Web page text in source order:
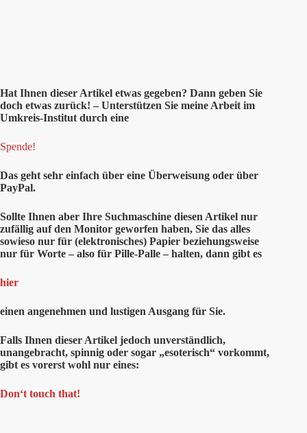
Hat Ihnen dieser Artikel etwas gegeben? Dann geben Sie
doch etwas zurück! – Unterstützen Sie meine Arbeit im
Umkreis-Institut durch eine
Spende!
Das geht sehr einfach über eine Überweisung oder über
PayPal.
Sollte Ihnen aber Ihre Suchmaschine diesen Artikel nur
zufällig auf den Monitor geworfen haben, Sie das alles
sowieso nur für (elektronisches) Papier beziehungsweise
nur für Worte – also für Pille-Palle – halten, dann gibt es
hier
einen angenehmen und lustigen Ausgang für Sie.
Falls Ihnen dieser Artikel jedoch unverständlich,
unangebracht, spinnig oder sogar „esoterisch“ vorkommt,
gibt es vorerst wohl nur eines:
Don‘t touch that!